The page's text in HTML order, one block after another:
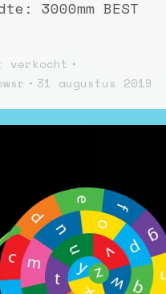
3000mm BEST
verkocht
31 augustus 2019